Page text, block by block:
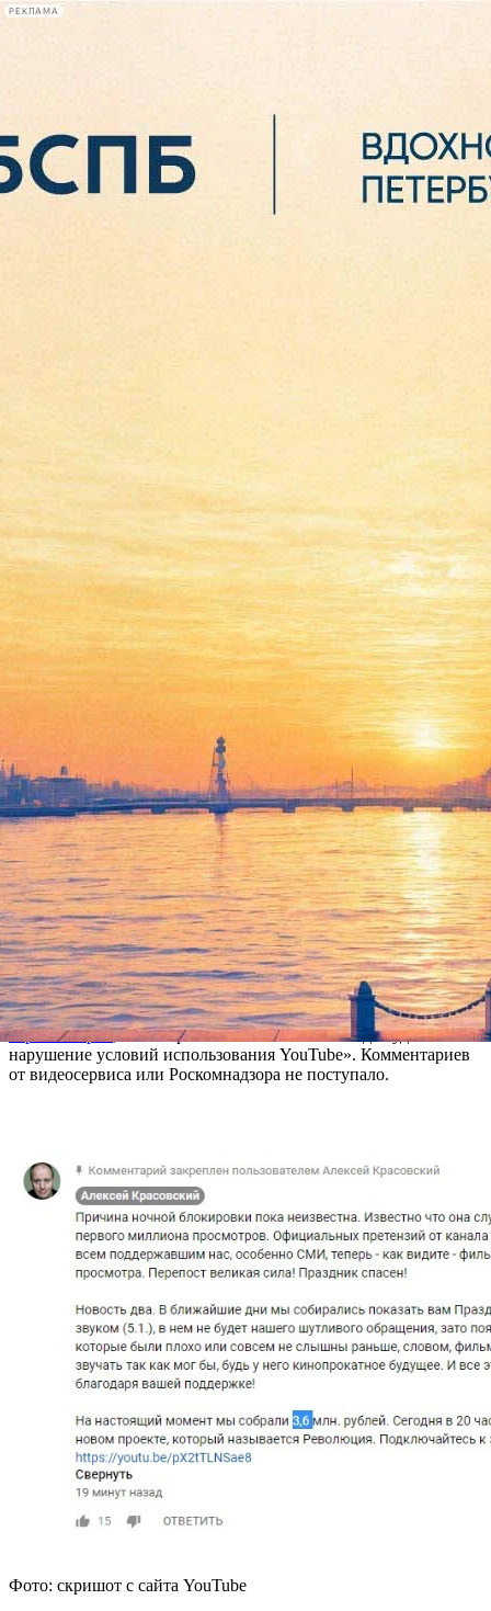
РЕКЛАМА
Сегодня:
2026.08.06
«Праздник» Красовского
вернулся на YouTube
20 января 2019,15:29 Версия для печати
Картина
режиссёра Алексея Красовского,
удалённая с YouTube ночью с 19 на 20 января, вернулась на
видеохостинг. Теперь фильм о праздновании Нового года во
время блокады вновь доступен для зрителей.
Сам Красовский сопроводил возвращение видеозаписи
комментарием о том, что причина блокировки неизвестна.
«Известно, что она случилась сразу после первого миллиона
просмотров. Официальных претензий от канала не поступало.
Спасибо всем поддержавшим нас, особенно СМИ, теперь —
как видите — фильм снова открыт для просмотра. Перепост
великая сила! Праздник спасен!», — заявил режиссёр.
Напомним, утром 20 января зрители могли увидеть только
черный экран, на котором было написано: «Видео удалено за
нарушение условий использования YouTube». Комментариев
от видеосервиса или Роскомнадзора не поступало.
Фото: скришот с сайта YouTube